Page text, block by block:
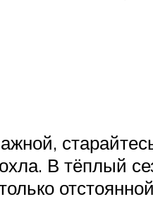
В тёплый